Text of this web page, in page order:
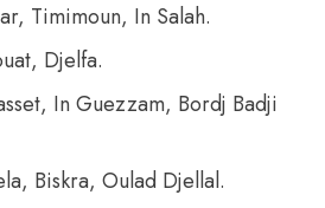
Timimoun, In Salah.
Djelfa.
In Guezzam, Bordj Badji
Biskra, Oulad Djellal.